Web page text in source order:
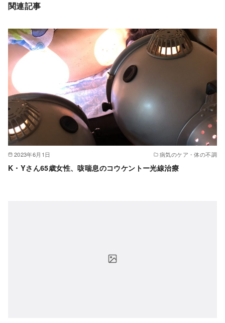
関連記事
2023年6月1日 病気のケア・体の不調
K・Yさん65歳女性、咳喘息のコウケントー光線治療